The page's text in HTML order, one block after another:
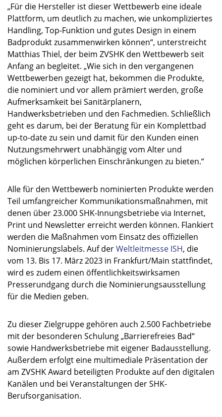
„Für die Hersteller ist dieser Wettbewerb eine ideale
Plattform, um deutlich zu machen, wie unkompliziertes
Handling, Top-Funktion und gutes Design in einem
Badprodukt zusammenwirken können“, unterstreicht
Matthias Thiel, der beim ZVSHK den Wettbewerb seit
Anfang an begleitet. „Wie sich in den vergangenen
Wettbewerben gezeigt hat, bekommen die Produkte,
die nominiert und vor allem prämiert werden, große
Aufmerksamkeit bei Sanitärplanern,
Handwerksbetrieben und den Fachmedien. Schließlich
geht es darum, bei der Beratung für ein Komplettbad
up-to-date zu sein und damit für den Kunden einen
Nutzungsmehrwert unabhängig vom Alter und
möglichen körperlichen Einschränkungen zu bieten.“
Alle für den Wettbewerb nominierten Produkte werden
Teil umfangreicher Kommunikationsmaßnahmen, mit
denen über 23.000 SHK-Innungsbetriebe via Internet,
Print und Newsletter erreicht werden können. Flankiert
werden die Maßnahmen vom Einsatz des offiziellen
Nominierungslabels. Auf derWeltleitmesse ISH, die
vom 13. Bis 17. März 2023 in Frankfurt/Main stattfindet,
wird es zudem einen öffentlichkeitswirksamen
Presserundgang durch die Nominierungsausstellung
für die Medien geben.
Zu dieser Zielgruppe gehören auch 2.500 Fachbetriebe
mit der besonderen Schulung „Barrierefreies Bad“
sowie Handwerksbetriebe mit eigener Badausstellung.
Außerdem erfolgt eine multimediale Präsentation der
am ZVSHK Award beteiligten Produkte auf den digitalen
Kanälen und bei Veranstaltungen der SHK-
Berufsorganisation.